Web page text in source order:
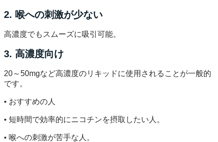
2. 喉への刺激が少ない
高濃度でもスムーズに吸引可能。
3. 高濃度向け
20～50mgなど高濃度のリキッドに使用されることが一般的
です。
• おすすめの人
• 短時間で効率的にニコチンを摂取したい人。
• 喉への刺激が苦手な人。